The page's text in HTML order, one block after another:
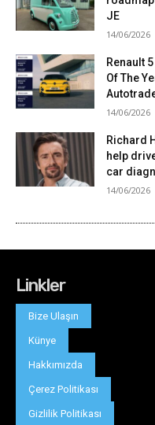
Linkler
Bize Ulaşın
Künye
Hakkımızda
Çerez Politikası
Gizlilik Politikası